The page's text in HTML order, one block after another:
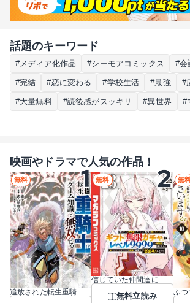
話題のキーワード
#メディア化作品 #シーモアコミックス #会
#完結 #恋に変わる #学校生活 #最強 #
#大量無料 #読後感がスッキリ #異世界 #
映画やドラマで人気の作品！
無料
追放された転生重騎士はゲーム知識で無双する
無料
信じていた仲間達にダンジョン奥地で殺されかけたがギフト『無限ガチャ』でレベル9999の仲間達を手に入れて元パーティーメンバーと世界に復讐＆『ざまぁ！』します！
無料立読み
無